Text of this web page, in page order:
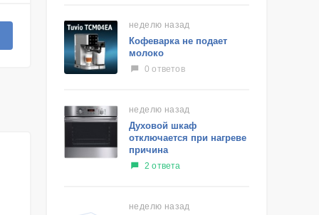
неделю назад
Кофеварка не подает
молоко
0 ответов
неделю назад
Духовой шкаф
отключается при нагреве
причина
2 ответа
неделю назад